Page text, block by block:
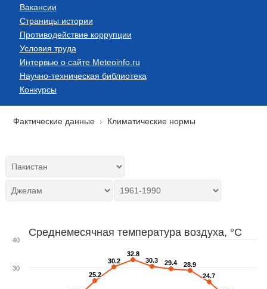
Вакансии
Страницы истории
Противодействие коррупции
Условия труда
Интервью о сайте Meteoinfo.ru
Научно-техническая библиотека
Конкурсы
Фактические данные Климатические нормы
Среднемесячная температура воздуха, °C
25.2
25.2
30.2
30.2
32.8
32.8
30.3
30.3 29.4
29.4 28.9
28.9
24.7
24.7
30
40